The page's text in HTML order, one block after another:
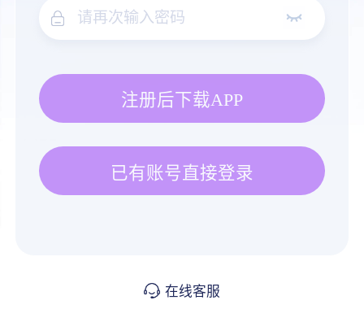
注册后下载APP
已有账号直接登录
在线客服